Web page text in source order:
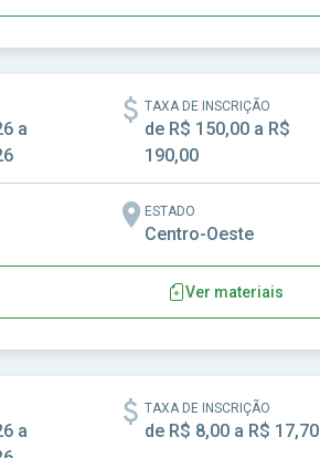
a
TAXA DE INSCRIÇÃO
de R$ 150,00 a R$
190,00
ESTADO
Centro-Oeste
Ver materiais
a
TAXA DE INSCRIÇÃO
de R$ 8,00 a R$ 17,70